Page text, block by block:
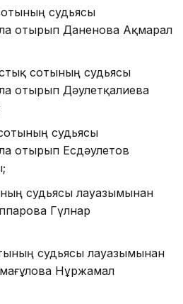
судьясы
отырып Даненова Ақмарал
сотының судьясы
отырып Дәулетқалиева
судьясы
отырып Есдәулетов
судьясы лауазымынан
Гүлнар
судьясы лауазымынан
Нұржамал